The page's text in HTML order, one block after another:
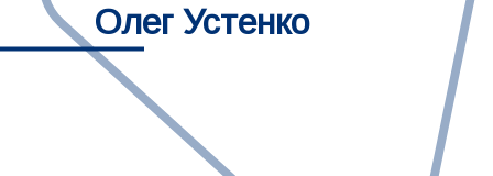
Олег Устенко